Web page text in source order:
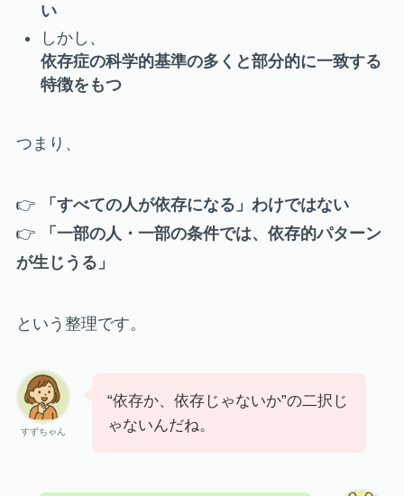
い
しかし、
依存症の科学的基準の多くと部分的に一致する
特徴をもつ
つまり、
👉
「すべての人が依存になる」わけではない
👉
「一部の人・一部の条件では、依存的パターン
が生じうる」
という整理です。
すずちゃん
“依存か、依存じゃないか”の二択じ
ゃないんだね。